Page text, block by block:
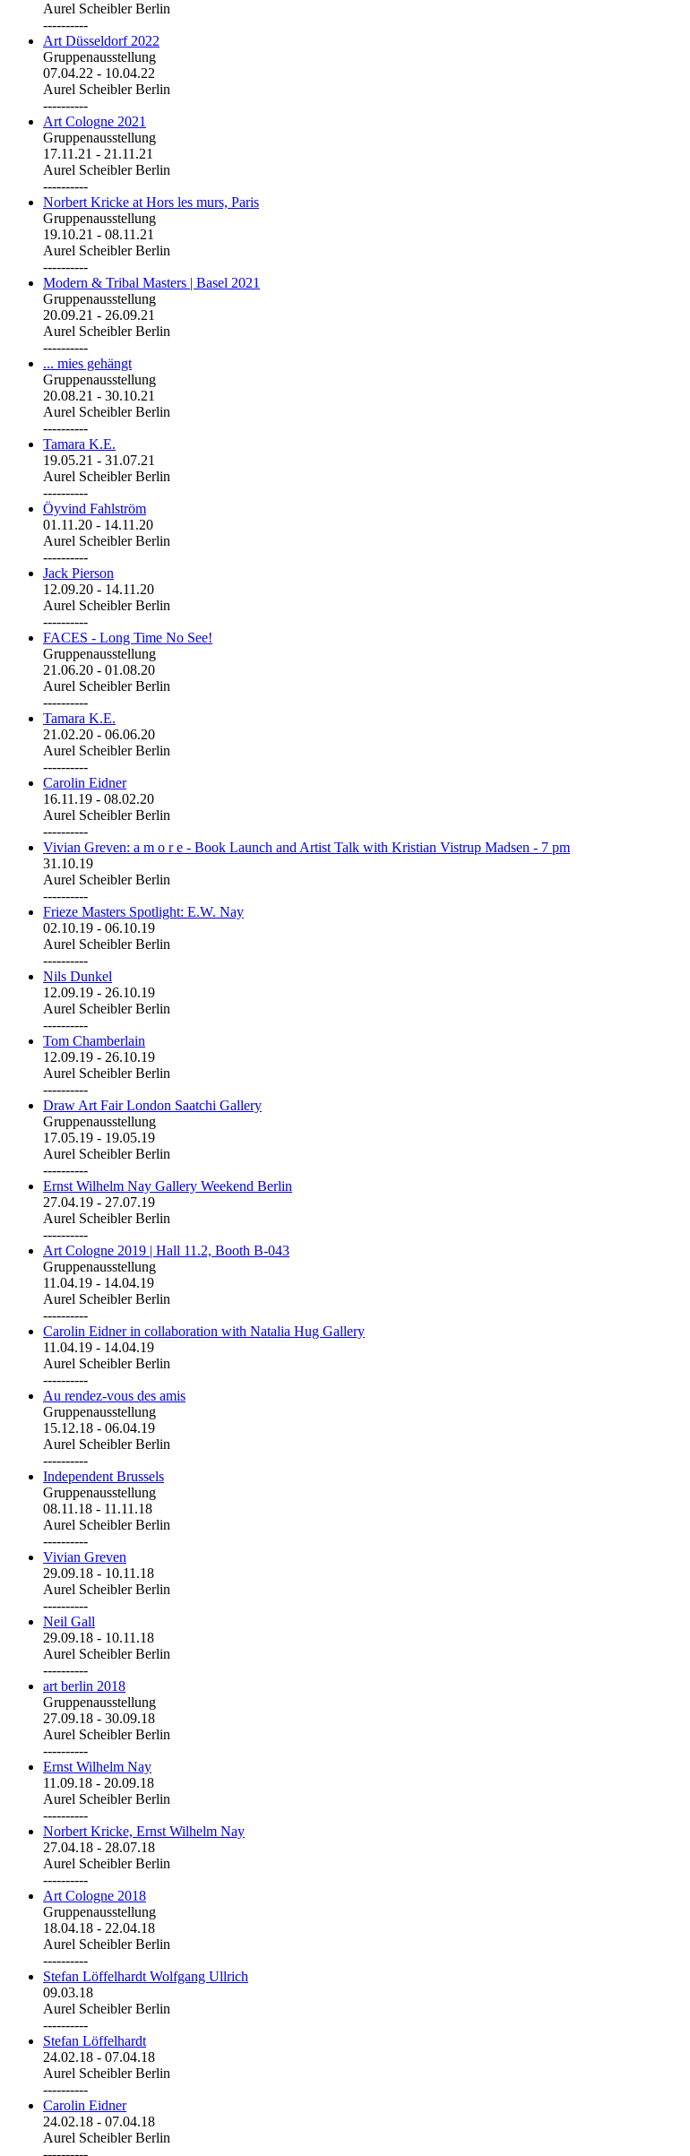
Aurel Scheibler Berlin
----------
Art Düsseldorf 2022
Gruppenausstellung
07.04.22 - 10.04.22
Aurel Scheibler Berlin
----------
Art Cologne 2021
Gruppenausstellung
17.11.21 - 21.11.21
Aurel Scheibler Berlin
----------
Norbert Kricke at Hors les murs, Paris
Gruppenausstellung
19.10.21 - 08.11.21
Aurel Scheibler Berlin
----------
Modern & Tribal Masters | Basel 2021
Gruppenausstellung
20.09.21 - 26.09.21
Aurel Scheibler Berlin
----------
... mies gehängt
Gruppenausstellung
20.08.21 - 30.10.21
Aurel Scheibler Berlin
----------
Tamara K.E.
19.05.21 - 31.07.21
Aurel Scheibler Berlin
----------
Öyvind Fahlström
01.11.20 - 14.11.20
Aurel Scheibler Berlin
----------
Jack Pierson
12.09.20 - 14.11.20
Aurel Scheibler Berlin
----------
FACES - Long Time No See!
Gruppenausstellung
21.06.20 - 01.08.20
Aurel Scheibler Berlin
----------
Tamara K.E.
21.02.20 - 06.06.20
Aurel Scheibler Berlin
----------
Carolin Eidner
16.11.19 - 08.02.20
Aurel Scheibler Berlin
----------
Vivian Greven: a m o r e - Book Launch and Artist Talk with Kristian Vistrup Madsen - 7 pm
31.10.19
Aurel Scheibler Berlin
----------
Frieze Masters Spotlight: E.W. Nay
02.10.19 - 06.10.19
Aurel Scheibler Berlin
----------
Nils Dunkel
12.09.19 - 26.10.19
Aurel Scheibler Berlin
----------
Tom Chamberlain
12.09.19 - 26.10.19
Aurel Scheibler Berlin
----------
Draw Art Fair London Saatchi Gallery
Gruppenausstellung
17.05.19 - 19.05.19
Aurel Scheibler Berlin
----------
Ernst Wilhelm Nay Gallery Weekend Berlin
27.04.19 - 27.07.19
Aurel Scheibler Berlin
----------
Art Cologne 2019 | Hall 11.2, Booth B-043
Gruppenausstellung
11.04.19 - 14.04.19
Aurel Scheibler Berlin
----------
Carolin Eidner in collaboration with Natalia Hug Gallery
11.04.19 - 14.04.19
Aurel Scheibler Berlin
----------
Au rendez-vous des amis
Gruppenausstellung
15.12.18 - 06.04.19
Aurel Scheibler Berlin
----------
Independent Brussels
Gruppenausstellung
08.11.18 - 11.11.18
Aurel Scheibler Berlin
----------
Vivian Greven
29.09.18 - 10.11.18
Aurel Scheibler Berlin
----------
Neil Gall
29.09.18 - 10.11.18
Aurel Scheibler Berlin
----------
art berlin 2018
Gruppenausstellung
27.09.18 - 30.09.18
Aurel Scheibler Berlin
----------
Ernst Wilhelm Nay
11.09.18 - 20.09.18
Aurel Scheibler Berlin
----------
Norbert Kricke, Ernst Wilhelm Nay
27.04.18 - 28.07.18
Aurel Scheibler Berlin
----------
Art Cologne 2018
Gruppenausstellung
18.04.18 - 22.04.18
Aurel Scheibler Berlin
----------
Stefan Löffelhardt Wolfgang Ullrich
09.03.18
Aurel Scheibler Berlin
----------
Stefan Löffelhardt
24.02.18 - 07.04.18
Aurel Scheibler Berlin
----------
Carolin Eidner
24.02.18 - 07.04.18
Aurel Scheibler Berlin